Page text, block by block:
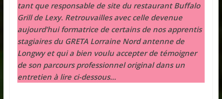
tant que responsable de site du restaurant Buffalo
Grill de Lexy. Retrouvailles avec celle devenue
aujourd’hui formatrice de certains de nos apprentis
stagiaires du GRETA Lorraine Nord antenne de
Longwy et qui a bien voulu accepter de témoigner
de son parcours professionnel original dans un
entretien à lire ci-dessous…